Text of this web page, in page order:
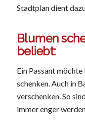
Stadtplan dient
Blumen
beliebt:
Ein Passant
schenken. Auch in
verschenken. So
immer enger